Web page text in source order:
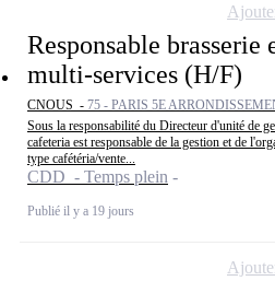
Responsable brasserie
multi-services (H/F)
CNOUS - 75 - PARIS 5E
Sous la responsabilité du Directeur d'unité de
cafeteria est responsable de la gestion et de
type cafétéria/vente...
CDD - Temps plein
Publié il y a 19 jours